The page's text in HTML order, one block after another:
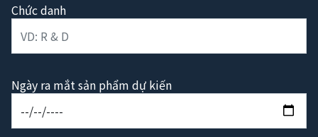
Chức danh
Ngày ra mắt sản phẩm dự kiến